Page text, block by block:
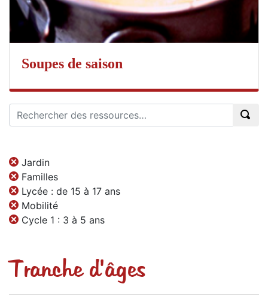
Soupes de saison
Jardin
Familles
Lycée : de 15 à 17 ans
Mobilité
Cycle 1 : 3 à 5 ans
Tranche d'âges